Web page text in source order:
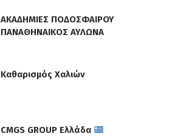
ΑΚΑΔΗΜΙΕΣ ΠΟΔΟΣΦΑΙΡΟΥ
ΠΑΝΑΘΗΝΑΙΚΟΣ ΑΥΛΩΝΑ
Καθαρισμός Χαλιών
CMGS GROUP Ελλάδα